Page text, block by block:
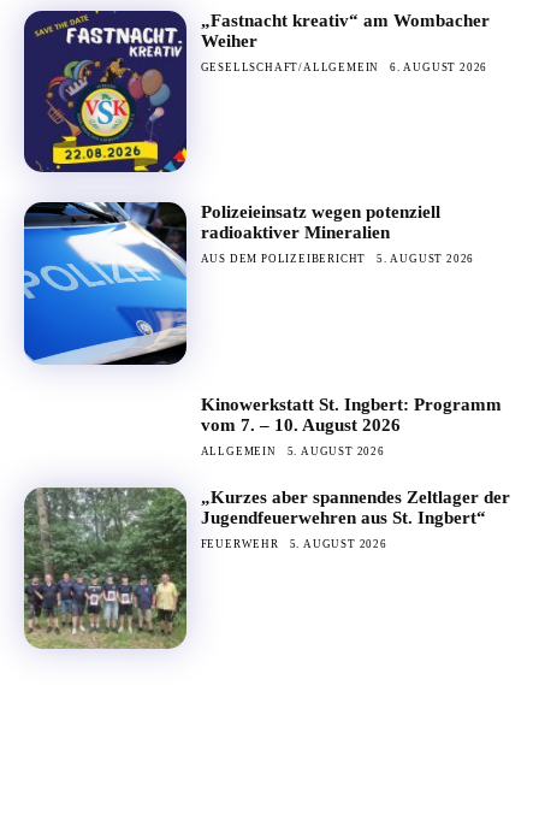
„Fastnacht kreativ“ am Wombacher
Weiher
GESELLSCHAFT/ALLGEMEIN 6. AUGUST 2026
Polizeieinsatz wegen potenziell
radioaktiver Mineralien
AUS DEM POLIZEIBERICHT 5. AUGUST 2026
Kinowerkstatt St. Ingbert: Programm
vom 7. – 10. August 2026
ALLGEMEIN 5. AUGUST 2026
„Kurzes aber spannendes Zeltlager der
Jugendfeuerwehren aus St. Ingbert“
FEUERWEHR 5. AUGUST 2026